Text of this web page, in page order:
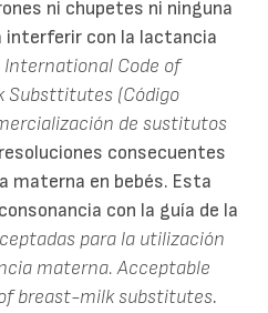
ni chupetes ni ninguna
interferir con la lactancia
International Code of
Substtitutes (Código
de sustitutos
consecuentes
materna en bebés. Esta
con la guía de la
para la utilización
materna.Acceptable
breast-milk substitutes.